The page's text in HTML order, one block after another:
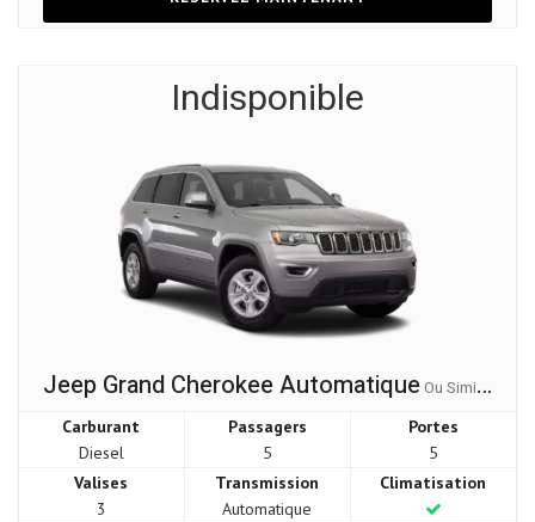
Indisponible
Jeep Grand Cherokee AutomatiqueOu Similaire
Carburant
Diesel
Passagers
5
Portes
5
Valises
3
Transmission
Automatique
Climatisation